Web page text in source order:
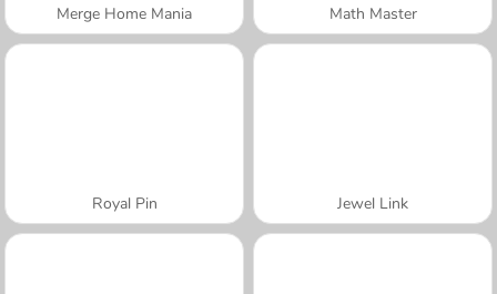
Merge Home Mania Math Master
Royal Pin Jewel Link